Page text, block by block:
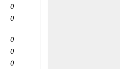
0
0
0
0
0